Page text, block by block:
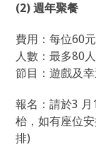
(2) 週年聚餐
費用：每位60元
人數：最多80人
節目：遊戲及
報名：請於3
枱，如有座位
排)